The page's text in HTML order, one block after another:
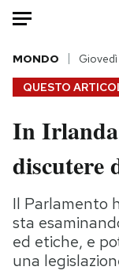
HOME
Italia
Politica
Tecnologia
Internet
Scienza
Cultura
QUESTO
MONDO Giovedì
In
discutere
Il Parlamento
sta
ed etiche, e
una